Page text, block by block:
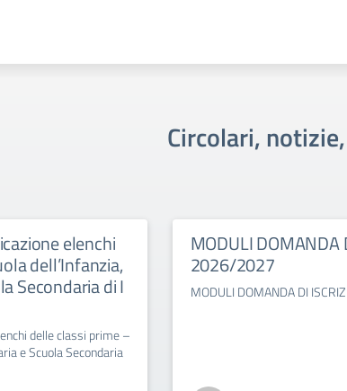
Circolari,
elenchi
dell’Infanzia,
Secondaria di I
delle classi prime –
e Scuola Secondaria
MODULI DOMANDA
2026/2027
MODULI DOMANDA DI